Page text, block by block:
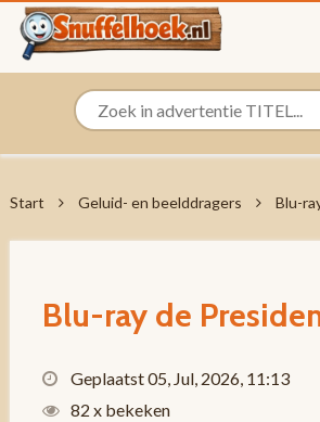
Start Geluid- en beelddragers Blu-
Blu-ray de
Geplaatst 05, Jul, 2026, 11:13
82 x bekeken